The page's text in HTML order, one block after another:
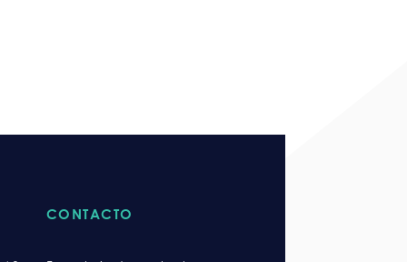
CONTACTO